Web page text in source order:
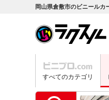
岡山県倉敷市のビニールカ
すべてのカテゴリ